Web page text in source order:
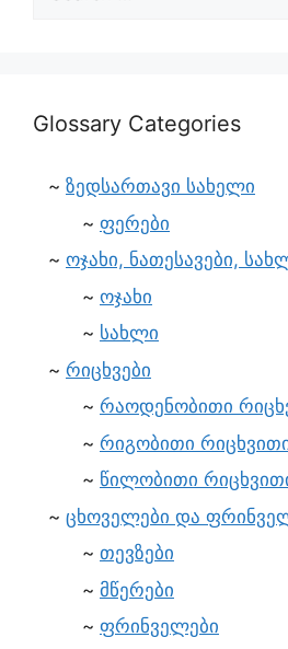
Glossary Categories
ზედსართავი სახელი
ფერები
ოჯახი, ნათესავები,
ოჯახი
სახლი
რიცხვები
რაოდენობითი
რიგობითი
წილობითი
ცხოველები და
თევზები
მწერები
ფრინველები